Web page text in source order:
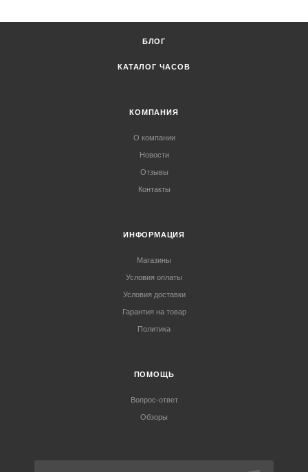
БЛОГ
КАТАЛОГ ЧАСОВ
КОМПАНИЯ
О компании
Новости
Отзывы
Контакты
ИНФОРМАЦИЯ
Магазины
Условия оплаты
Условия доставки
Гарантия на товар
Политика
ПОМОЩЬ
Вопрос-ответ
Обзоры